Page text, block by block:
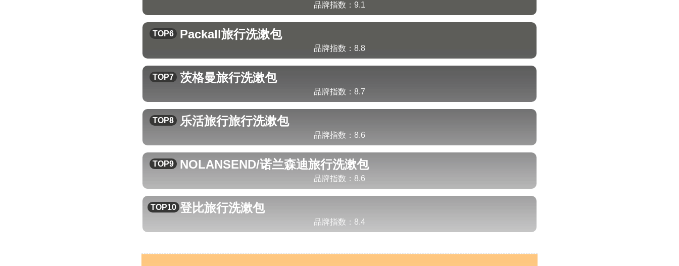
品牌指数： 9.1
TOP6 Packall旅行洗漱包
品牌指数： 8.8
TOP7 茨格曼旅行洗漱包
品牌指数： 8.7
TOP8 乐活旅行旅行洗漱包
品牌指数： 8.6
TOP9 NOLANSEND/诺兰森迪旅行洗漱包
品牌指数： 8.6
TOP10 登比旅行洗漱包
品牌指数： 8.4